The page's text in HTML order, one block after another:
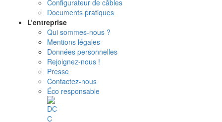
Configurateur de câbles
Documents pratiques
L’entreprise
Qui sommes-nous ?
Mentions légales
Données personnelles
Rejoignez-nous !
Presse
Contactez-nous
Éco responsable